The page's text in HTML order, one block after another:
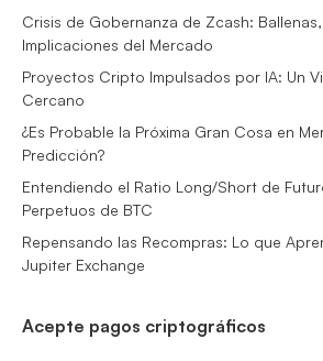
Crisis de Gobernanza de Zcash:
Implicaciones del Mercado
Proyectos Cripto Impulsados por IA: Un
Cercano
¿Es Probable la Próxima Gran Cosa en
Predicción?
Entendiendo el Ratio Long/Short de
Perpetuos de BTC
Repensando las Recompras: Lo que
Jupiter Exchange
Acepte pagos criptográficos